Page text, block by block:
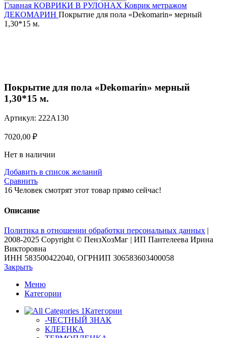
Главная КОВРИКИ В РУЛОНАХ Коврик метражом
ДЕКОМАРИН Покрытие для пола «Dekomarin» мерный
1,30*15 м.
Покрытие для пола «Dekomarin» мерный
1,30*15 м.
Артикул: 222A130
7020,00 ₽
Нет в наличии
Добавить в список желаний
Сравнить
16 Человек смотрят этот товар прямо сейчас!
Описание
Политика в отношении обработки персональных данных |
2008-2025 Copyright © ПензХозМаг | ИП Пантелеева Ирина
Викторовна
ИНН 583500422040, ОГРНИП 306583603400058
Закрыть
Меню
Категории
Категории
-ЧЕСТНЫЙ ЗНАК
КЛЕЕНКА